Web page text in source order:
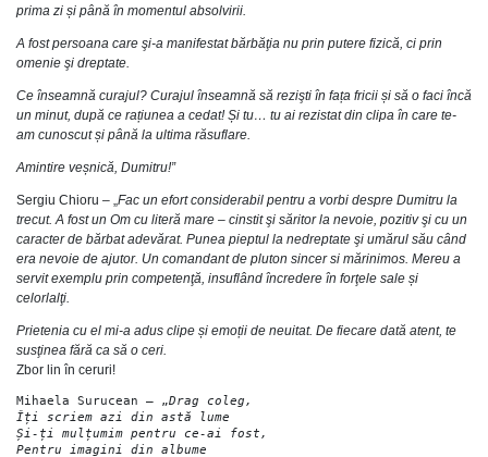
prima zi și până în momentul absolvirii.
A fost persoana care şi-a manifestat bărbăţia nu prin putere fizică, ci prin
omenie şi dreptate.
Ce înseamnă curajul? Curajul înseamnă să rezişti în fața fricii și să o faci încă
un minut, după ce rațiunea a cedat! Și tu… tu ai rezistat din clipa în care te-
am cunoscut și până la ultima răsuflare.
Amintire veșnică, Dumitru!”
Sergiu Chioru – „ Fac un efort considerabil pentru a vorbi despre Dumitru la
trecut. A fost un Om cu literă mare – cinstit şi săritor la nevoie, pozitiv şi cu un
caracter de bărbat adevărat. Punea pieptul la nedreptate şi umărul său când
era nevoie de ajutor. Un comandant de pluton sincer si mărinimos. Mereu a
servit exemplu prin competenţă, insuflând încredere în forţele sale și
celorlalţi.
Prietenia cu el mi-a adus clipe și emoții de neuitat. De fiecare dată atent, te
susţinea fără ca să o ceri.
Zbor lin în ceruri!
Mihaela Surucean – „Drag coleg,
Îți scriem azi din astă lume
Și-ți mulțumim pentru ce-ai fost,
Pentru imagini din albume